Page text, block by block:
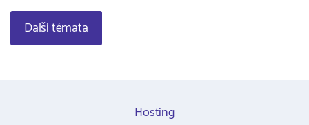
Další témata
Hosting